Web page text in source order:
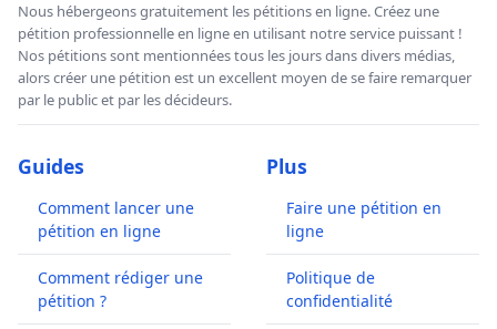
Nous hébergeons gratuitement les pétitions en ligne. Créez une
pétition professionnelle en ligne en utilisant notre service puissant !
Nos pétitions sont mentionnées tous les jours dans divers médias,
alors créer une pétition est un excellent moyen de se faire remarquer
par le public et par les décideurs.
Guides
Comment lancer une
pétition en ligne
Comment rédiger une
pétition ?
Plus
Faire une pétition en
ligne
Politique de
confidentialité